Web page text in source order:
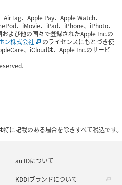
、Apple Pay、Apple Watch、
、iMovie、iPad、iPhone、iPhoto、
よび他の国々で登録されたApple Inc.の
ン株式会社
のライセンスにもとづき使
、iCloudは、Apple Inc.のサービ
特に記載のある場合を除きすべて税込です。
au IDについて
KDDIブランドについて